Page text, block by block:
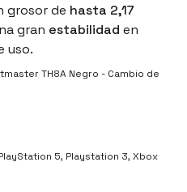
grosor de hasta 2,17
gran estabilidad en
uso.
TH8A Negro - Cambio de
5, Playstation 3, Xbox